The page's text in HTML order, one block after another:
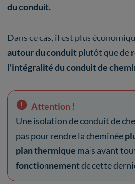
du conduit.
Dans ce cas, il est plus
autour du conduitplutôt que de
l'intégralité du conduit de
Attention !
Une isolation de conduit de
pas pour rendre la cheminée
plan thermique mais avant
fonctionnementde cette